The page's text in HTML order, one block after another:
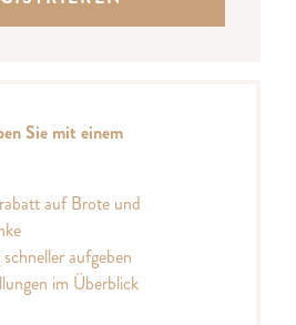
Sie mit einem
auf Brote und
aufgeben
im Überblick